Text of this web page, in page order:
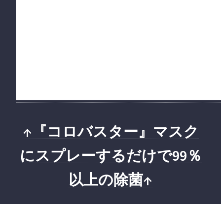
↑『コロバスター』マスク
にスプレーするだけで99％
以上の除菌↑